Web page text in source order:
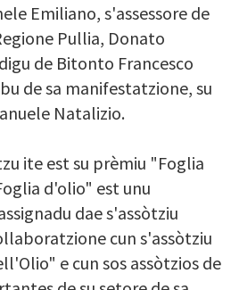
Emiliano, s'assessore de
Pullia, Donato
de Bitonto Francesco
de sa manifestatzione, su
Natalizio.
ite est su prèmiu "Foglia
d'olio" est unu
dae s'assòtziu
cun s'assòtziu
" e cun sos assòtzios de